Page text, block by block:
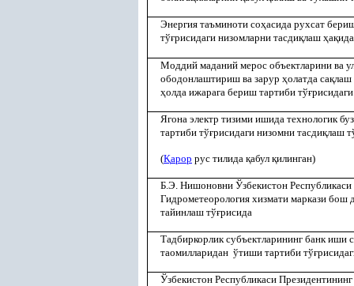
Энергия таъминоти соҳасида рухсат
тўғрисидаги низомларни тасдиқлаш ҳақида
Моддий маданий мерос объектларини ва
ободонлаштириш ва зарур ҳолатда сақлаш
ҳолда ижарага бериш тартиби тўғ
Ягона электр тизими ишида технологик
тартиби тўғрисидаги низомни тасдиқлаш
(Қарор рус тилида қабул қилинган)
Б.Э. Нишоновни Ўзбекистон
Гидрометеорология хизмати маркази
тайинлаш тўғрисида
Тадбиркорлик субъектларининг банк иши
таомилларидан ўтиши тартиби тўғ
Ўзбекистон Республикаси